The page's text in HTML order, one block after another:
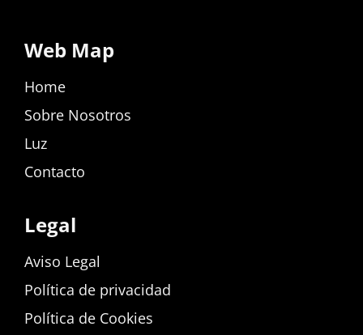
Web Map
Home
Sobre Nosotros
Luz
Contacto
Legal
Aviso Legal
Política de privacidad
Política de Cookies